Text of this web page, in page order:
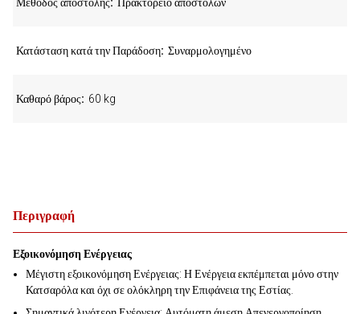
Περιγραφή
Εξοικονόμηση Ενέργειας
Μέγιστη εξοικονόμηση Ενέργειας: Η Ενέργεια εκπέμπεται μόνο στην
Κατσαρόλα και όχι σε ολόκληρη την Επιφάνεια της Εστίας.
Κατάσταση κατά την Παράδοση Συναρμολογημένο
Καθαρό βάρος 60 kg